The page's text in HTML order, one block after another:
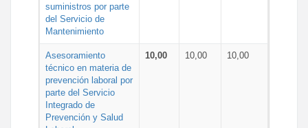
suministros por parte
del Servicio de
Mantenimiento
Asesoramiento
técnico en materia de
prevención laboral por
parte del Servicio
Integrado de
Prevención y Salud
10,00 10,00 10,00